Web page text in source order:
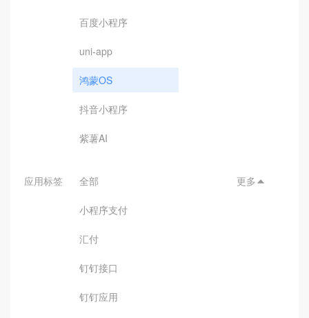
百度小程序
uni-app
鸿蒙OS
抖音小程序
紫薯AI
应用标签 全部
小程序支付
汇付
钉钉接口
钉钉应用
更多 